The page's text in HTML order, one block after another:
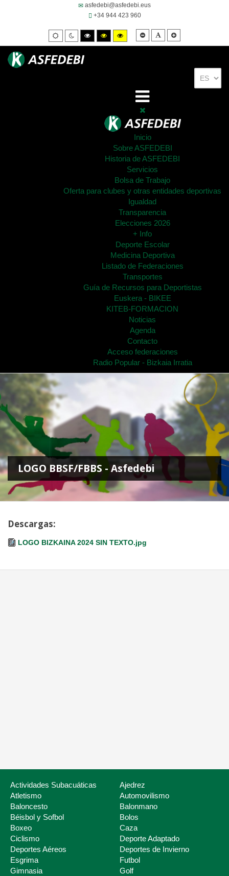
asfedebi@asfedebi.eus
+34 944 423 960
Default
mode
Night
mode
High
contrast
black/white
High
contrast
black/yellow
High
contrast
yellow/black
Smaller
font
Default
font
Inicio
Sobre ASFEDEBI
Historia de ASFEDEBI
Servicios
Bolsa de Trabajo
Oferta para clubes y otras entidades deportivas
Igualdad
Transparencia
Elecciones 2026
+ Info
Deporte Escolar
Medicina Deportiva
Listado de Federaciones
Transportes
Guía de Recursos para Deportistas
Euskera - BIKEE
KITEB-FORMACION
Noticias
Agenda
Contacto
Acceso federaciones
Radio Popular - Bizkaia Irratia
LOGO BBSF/FBBS - Asfedebi
Descargas:
LOGO BIZKAINA 2024 SIN TEXTO.jpg
Deporte Escolar
Actividades Subacuáticas
Ajedrez
Atletismo
Automovilismo
Baloncesto
Balonmano
Béisbol y Sofbol
Bolos
Boxeo
Caza
Ciclismo
Deporte Adaptado
Deportes Aéreos
Deportes de Invierno
Esgrima
Futbol
Gimnasia
Golf